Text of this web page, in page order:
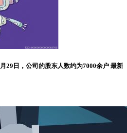
29日，公司的股东人数约为7000余户 最新